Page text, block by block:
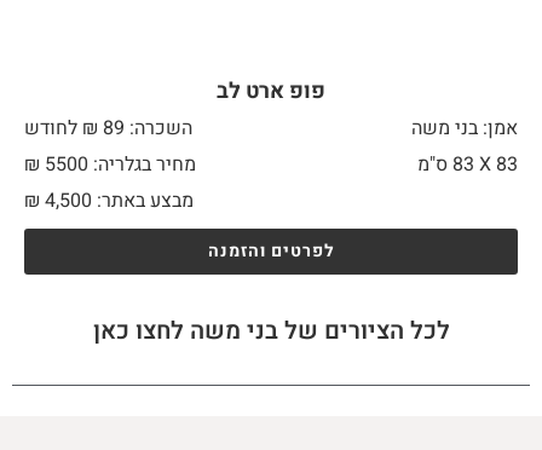
פופ ארט לב
אמן: בני משה
השכרה: 89 ₪ לחודש
83 X
מחיר בגלריה: 5500 ₪
מבצע באתר:
₪ 4,500
לפרטים והזמנה
לכל הציורים של בני משה לחצו כאן